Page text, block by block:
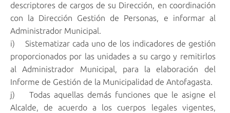
descriptores de cargos de su Dirección, en coordinación
con la Dirección Gestión de Personas, e informar al
Administrador Municipal.
i) Sistematizar cada uno de los indicadores de gestión
proporcionados por las unidades a su cargo y remitirlos
al Administrador Municipal, para la elaboración del
Informe de Gestión de la Municipalidad de Antofagasta.
j) Todas aquellas demás funciones que le asigne el
Alcalde, de acuerdo a los cuerpos legales vigentes,